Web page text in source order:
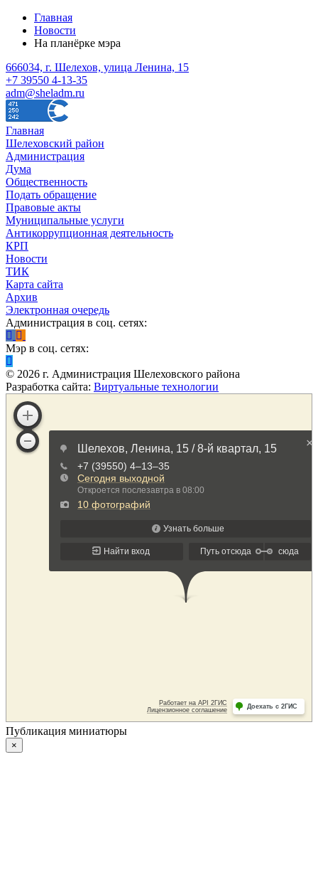
Главная
Новости
На планёрке мэра
666034, г. Шелехов, улица Ленина, 15
+7 39550 4-13-35
adm@sheladm.ru
Главная
Шелеховский район
Администрация
Дума
Общественность
Подать обращение
Правовые акты
Муниципальные услуги
Антикоррупционная деятельность
КРП
Новости
ТИК
Карта сайта
Архив
Электронная очередь
Администрация в соц. сетях:
Мэр в соц. сетях:
© 2026 г. Администрация Шелеховского района
Разработка сайта: Виртуальные технологии
Публикация миниатюры
×